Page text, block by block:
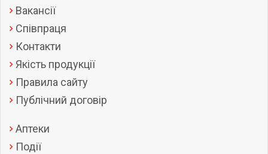
Вакансії
Співпраця
Контакти
Якість продукції
Правила сайту
Публічний договір
Аптеки
Події